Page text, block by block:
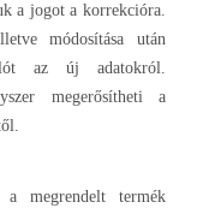
a jogot a korrekcióra.
módosítása után
az új adatokról.
megerősítheti a
a megrendelt termék